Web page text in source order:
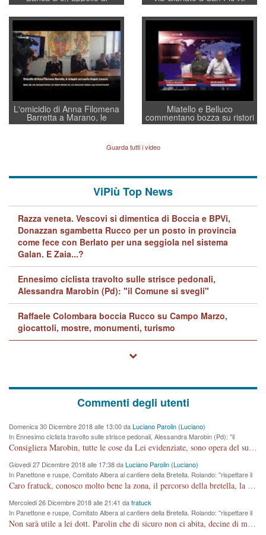
sottosegretario Alessio
Villarosa: per mettere ordine
convochi con Di Maio CNCU
a supporto della cabina di
regia al Mef
Vicenza ai Vicentini: “faremo
un regalo di Natale ai
residenti”
L'omicidio di Anna Filomena
Barretta a Marano, le
indagini dei carabinieri di
Lavarra: più avvincenti di
quelle di... Barbara D'Urso
Miatello e Belluco
commentano bozza su ristori
BPVi e Veneto Banca
Guarda tutti i video
ViPiù Top News
Razza veneta. Vescovi si dimentica di Boccia e BPVi,
Donazzan sgambetta Rucco per un posto in provincia
come fece con Berlato per una seggiola nel sistema
Galan. E Zaia...?
Ennesimo ciclista travolto sulle strisce pedonali,
Alessandra Marobin (Pd): "il Comune si svegli"
Raffaele Colombara boccia Rucco su Campo Marzo,
giocattoli, mostre, monumenti, turismo
Commenti degli utenti
Domenica 30 Dicembre 2018 alle 13:00 daLuciano Parolin (Luciano)
In Ennesimo ciclista travolto sulle strisce pedonali, Alessandra Marobin (Pd): "il
Comune si svegli"
Consigliera Marobin, tutte le cose da Lei evidenziate, sono opera del suo ex Assessore e compagno di Partito Antonio Marco Dalla Pozza Assessore alla "progettazione" di piste ciclabili e altre porcherie. A lui manderei il conto da saldare per incidenti e danni alle persone. E' ora che "finiamola." Avete perso rassegnatevi. qui IL SINDACO RUCCO NON C'ENTRA PER NIENTE. CAPITO!!!!!!!! Amen.
Giovedi 27 Dicembre 2018 alle 17:38 daLuciano Parolin (Luciano)
In Panettone e ruspe, Comitato Albera al cantiere della Bretella. Rolando: "rispettare il
cronoprogramma"
Caro fratuck, conosco molto bene la zona, il percorso della bretella, la situazione dei cittadini, abito in Viale Trento. A partire dal 2003 ho partecipato al Comitato di Maddalene pro bretella, e a riunioni propositive per apportare modifiche al progetto. Numerose mie foto del territorio sono arrivate a Roma, altri miei interventi (non graditi dalla Sx) sono stati pubblicati dal GdV, assieme ad altri come Ciro Asproso, ora favorevole alla bretella. Ho partecipato alla raccolta firme per la chiusura della strada x 5 giorni eseguita dal Sindaco Hullwech per sforamento 180 Micro/g. Pertanto come impegno per la tematica sono apposto con la coscienza. Ora il Progetto è partito, fine! Voglio dire che la nuova Giunta "comunale" non c'entra più. L'opera sarà "malauguratamente" eseguita, ma non con il mio placet. Il Consigliere Comunale dovrebbe capire che la campagna elettorale è finita, con buona pace di tutti. Quello che invece dovrebbe interessare è la proprietà della strada, dall'uscita autostradale Ovest, sino alla Rotatoria dell'Albara, vi sono tre possessori: Autostrade SpA; La Provincia, il Comune. Come la mettiamo per il futuro ? I costi, da 50 sono saliti a 100 milioni di € come dire 20 milioni a KM (!) da non credere. Comunque si farà. Ma nessuno canti Vittoria, anzi meglio non farne un ulteriore fatto "partitico" per questioni elettorali o di seggio. Se mi manda la sua mail, sono disponibile ad inviare i documenti e le foto sopra descritte. Con ossequi, Luciano Parolin
Mercoledi 26 Dicembre 2018 alle 21:41 dafratuck
In Panettone e ruspe, Comitato Albera al cantiere della Bretella. Rolando: "rispettare il
cronoprogramma"
Non sarà utile a lei dott. Parolin che di sicuro non ci abita, decine di migliaia di TIR, automobili e padroncini che passano quotidianamente per una strada appena rotabile, non è più possibile stendere i panni, attraversare la strada senza rischiare la morte, le case stanno crepando, i tempi sono cambiati e la bretella non passerà assolutamente per maddalene (ma cosa sta a dire?!), dia invece responsabilità a chi ha costruito tagliando la strada che doveva invece terminare a isola vicentina e non al moracchino lasciando Motta di Costabissara ancora in panne di traffico. I tempi sono cambiati dottore e se l'anagrafe della vita stagna nell'essere umano impressioni conservatrici, la società non le considera perchè va avanti, si industrializza e ha bisogno di infrastrutture e di sviluppo. Ultima considerazione, se è geloso di Rolando perchè vede in lui solo campagne politiche mentre si difendono i SOLI diritti dei cittadini, la preghiamo faccia considerazioni più appropriate. Saluti e complimenti per i suoi scritti.